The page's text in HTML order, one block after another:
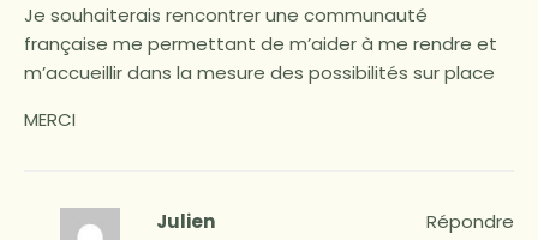
Je souhaiterais rencontrer une communauté
française me permettant de m’aider à me rendre et
m’accueillir dans la mesure des possibilités sur place
MERCI
Julien Répondre